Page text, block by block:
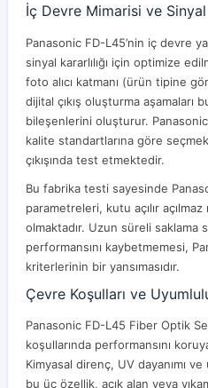
İç Devre Mimarisi ve
Panasonic FD-L45’nin iç devre
sinyal kararlılığı için optimize
foto alıcı katmanı (ürün tipine
dijital çıkış oluşturma aşamaları
bileşenlerini oluşturur.
kalite standartlarına göre
çıkışında test etmektedir.
Bu fabrika testi sayesinde
parametreleri, kutu açılır
olmaktadır. Uzun süreli saklama
performansını kaybetmemesi,
kriterlerinin bir yansımasıdır.
Çevre Koşulları ve
Panasonic FD-L45 Fiber Optik
koşullarında performansını
Kimyasal direnç, UV dayanımı
bu üç özellik, açık alan veya